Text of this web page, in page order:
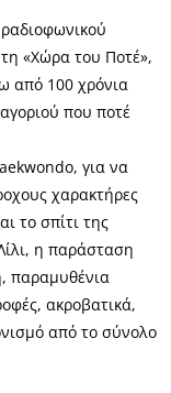
«Χώρα του Ποτέ»,
από 100 χρόνια
που ποτέ
για να
χαρακτήρες
το σπίτι της
η παράσταση
παραμυθένια
ακροβατικά,
από το σύνολο